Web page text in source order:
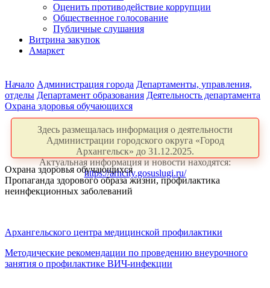
Оценить противодействие коррупции
Общественное голосование
Публичные слушания
Витрина закупок
Амаркет
Начало Администрация города Департаменты, управления,
отделы Департамент образования Деятельность департамента
Охрана здоровья обучающихся
Здесь размещалась информация о деятельности
Администрации городского округа «Город
Архангельск» до 31.12.2025.
Актуальная информация и новости находятся:
https://arhcity.gosuslugi.ru/
Охрана здоровья обучающихся
Пропаганда здорового образа жизни, профилактика
неинфекционных заболеваний
Архангельского центра медицинской профилактики
Методические рекомендации по проведению внеурочного
занятия о профилактике ВИЧ-инфекции